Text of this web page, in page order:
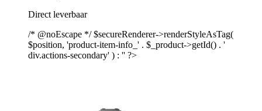
Direct leverbaar
/* @noEscape */ $secureRenderer->renderStyleAsTag(
$position, 'product-item-info_' . $_product->getId() . '
div.actions-secondary' ) : '' ?>